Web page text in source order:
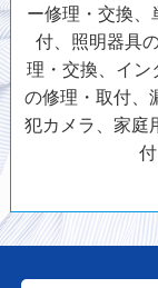
ー修理・交換
付、照明器具
理・交換、イン
の修理・取付、
犯カメラ、家庭